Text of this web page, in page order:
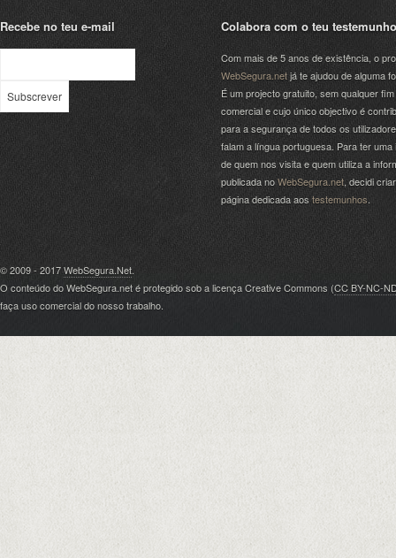
Recebe no teu e-mail Colabora com o teu testemunho
Com mais de 5 anos de existência, o
WebSegura.netjá te ajudou de alguma
É um projecto gratuito, sem qualquer fim
comercial e cujo único objectivo é
para a segurança de todos os
falam a língua portuguesa. Para ter uma
de quem nos visita e quem utiliza a
publicada noWebSegura.net , decidi
página dedicada aos testemunhos
© 2009 - 2017WebSegura.Net.
O conteúdo do WebSegura.net é protegido sob a licença Creative Commons (CC BY-NC-
faça uso comercial do nosso trabalho.